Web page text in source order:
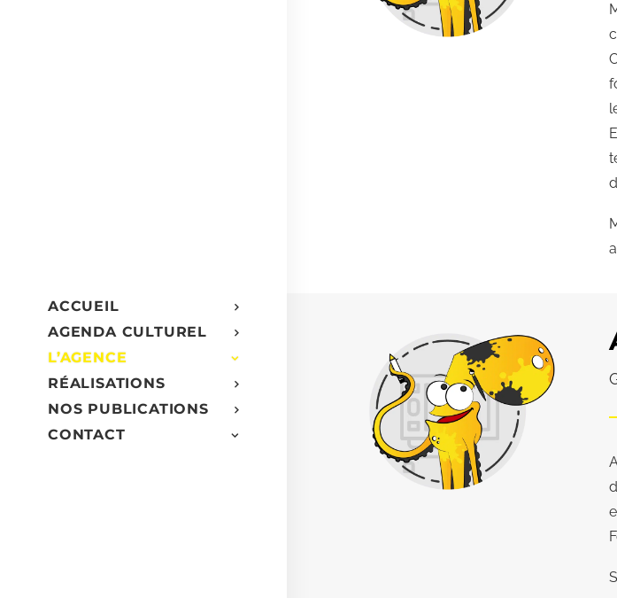
ACCUEIL
AGENDA CULTUREL
L’AGENCE
RÉALISATIONS
NOS PUBLICATIONS
CONTACT